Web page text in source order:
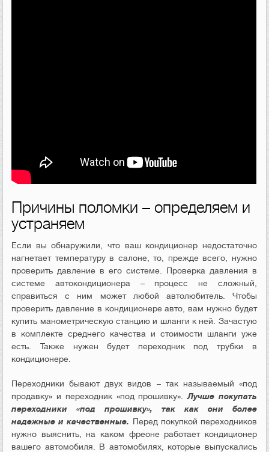
Причины поломки – определяем и
устраняем
Если вы обнаружили, что ваш кондиционер недостаточно
нагнетает температуру в салоне, то, прежде всего, нужно
проверить давление в его системе. Проверка давления в
системе автокондиционера – процесс не сложный,
справиться с ним может любой автолюбитель. Чтобы
проверить давление в кондиционере авто, вам нужно будет
купить манометрическую станцию и шланги к ней. Зачастую
в комплекте среднего качества и стоимости шланги уже
есть. Также нужен будет переходник под трубки в
кондиционере.
Переходники бывают двух видов – так называемый «под
продавку» и переходник «под прошивку».Лучше покупать
переходники «под прошивку», так как они более
надежные и качественные. Перед покупкой переходников
нужно выяснить, на каком фреоне работает кондиционер
вашего автомобиля. В автомобилях, которые выпускались